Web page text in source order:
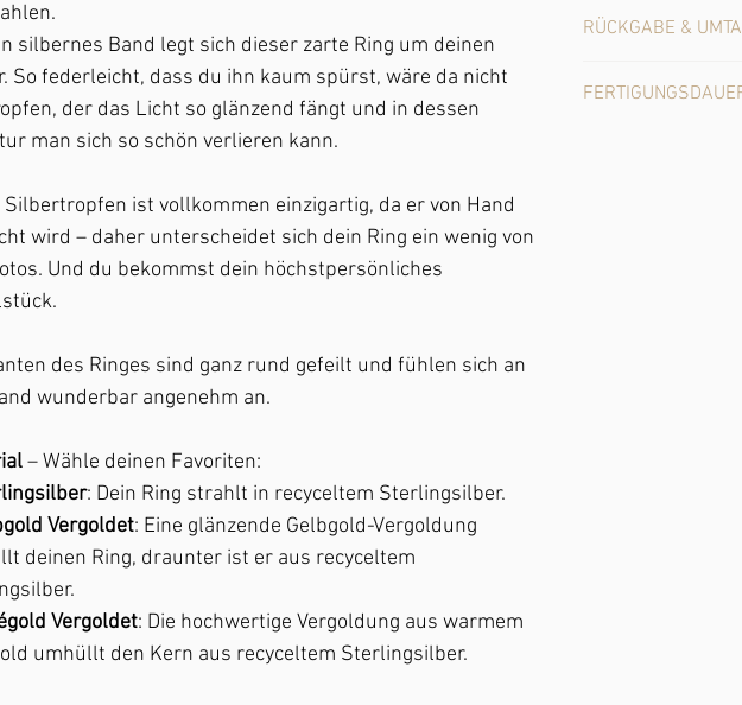
silbernes Band legt sich dieser zarte Ring um deinen
So federleicht, dass du ihn kaum spürst, wäre da nicht
der das Licht so glänzend fängt und in dessen
man sich so schön verlieren kann.
Silbertropfen ist vollkommen einzigartig, da er von Hand
wird – daher unterscheidet sich dein Ring ein wenig von
Und du bekommst dein höchstpersönliches
des Ringes sind ganz rund gefeilt und fühlen sich an
wunderbar angenehm an.
– Wähle deinen Favoriten:
: Dein Ring strahlt in recyceltem Sterlingsilber.
Vergoldet: Eine glänzende Gelbgold-Vergoldung
deinen Ring, draunter ist er aus recyceltem
Vergoldet: Die hochwertige Vergoldung aus warmem
umhüllt den Kern aus recyceltem Sterlingsilber.
Gelbgold oder
schwarz anlaufen. Es
diversen
RÜCKGABE &
Tagen vom